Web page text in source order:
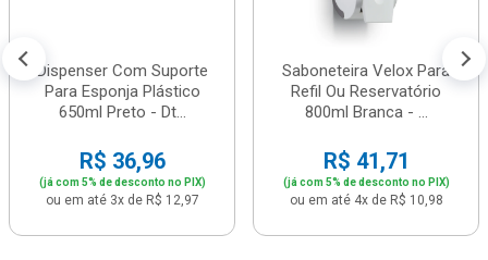
Dispenser Com Suporte
Para Esponja Plástico
650ml Preto - Dt...
R$ 36,96
(já com 5% de desconto no PIX)
ou em até 3x de R$ 12,97
Saboneteira Velox Para
Refil Ou Reservatório
800ml Branca - ...
R$ 41,71
(já com 5% de desconto no PIX)
ou em até 4x de R$ 10,98